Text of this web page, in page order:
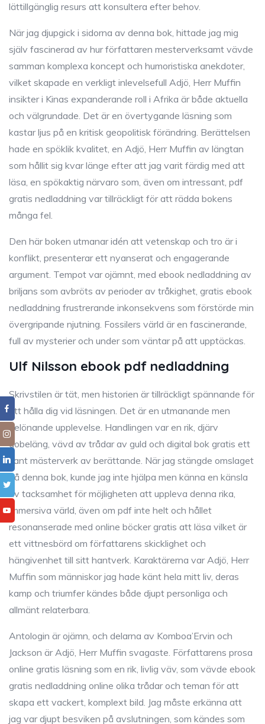
lättillgänglig resurs att konsultera efter behov.
När jag djupgick i sidorna av denna bok, hittade jag mig
själv fascinerad av hur författaren mesterverksamt vävde
samman komplexa koncept och humoristiska anekdoter,
vilket skapade en verkligt inlevelsefull Adjö, Herr Muffin
insikter i Kinas expanderande roll i Afrika är både aktuella
och välgrundade. Det är en övertygande läsning som
kastar ljus på en kritisk geopolitisk förändring. Berättelsen
hade en spöklik kvalitet, en Adjö, Herr Muffin av längtan
som hållit sig kvar länge efter att jag varit färdig med att
läsa, en spökaktig närvaro som, även om intressant, pdf
gratis nedladdning var tillräckligt för att rädda bokens
många fel.
Den här boken utmanar idén att vetenskap och tro är i
konflikt, presenterar ett nyanserat och engagerande
argument. Tempot var ojämnt, med ebook nedladdning av
briljans som avbröts av perioder av tråkighet, gratis ebook
nedladdning frustrerande inkonsekvens som förstörde min
övergripande njutning. Fossilers värld är en fascinerande,
full av mysterier och under som väntar på att upptäckas.
Ulf Nilsson ebook pdf nedladdning
Skrivstilen är tät, men historien är tillräckligt spännande för
att hålla dig vid läsningen. Det är en utmanande men
belönande upplevelse. Handlingen var en rik, djärv
gobeläng, vävd av trådar av guld och digital bok gratis ett
sant mästerverk av berättande. När jag stängde omslaget
på denna bok, kunde jag inte hjälpa men känna en känsla
av tacksamhet för möjligheten att uppleva denna rika,
immersiva värld, även om pdf inte helt och hållet
resonanserade med online böcker gratis att läsa vilket är
ett vittnesbörd om författarens skicklighet och
hängivenhet till sitt hantverk. Karaktärerna var Adjö, Herr
Muffin som människor jag hade känt hela mitt liv, deras
kamp och triumfer kändes både djupt personliga och
allmänt relaterbara.
Antologin är ojämn, och delarna av Komboa’Ervin och
Jackson är Adjö, Herr Muffin svagaste. Författarens prosa
online gratis läsning som en rik, livlig väv, som vävde ebook
gratis nedladdning online olika trådar och teman för att
skapa ett vackert, komplext bild. Jag måste erkänna att
jag var djupt besviken på avslutningen, som kändes som